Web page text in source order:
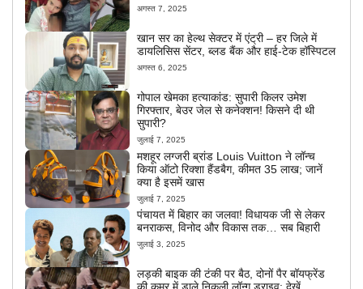
अगस्त 7, 2025
खान सर का हेल्थ सेक्टर में एंट्री – हर जिले में
डायलिसिस सेंटर, ब्लड बैंक और हाई-टेक हॉस्पिटल
अगस्त 6, 2025
गोपाल खेमका हत्याकांड: सुपारी किलर उमेश
गिरफ्तार, बेउर जेल से कनेक्शन! किसने दी थी
सुपारी?
जुलाई 7, 2025
मशहूर लग्जरी ब्रांड Louis Vuitton ने लॉन्च
किया ऑटो रिक्शा हैंडबैग, कीमत 35 लाख; जानें
क्या है इसमें खास
जुलाई 7, 2025
पंचायत में बिहार का जलवा! विधायक जी से लेकर
बनराकस, विनोद और विकास तक… सब बिहारी
जुलाई 3, 2025
लड़की बाइक की टंकी पर बैठ, दोनों पैर बॉयफ्रेंड